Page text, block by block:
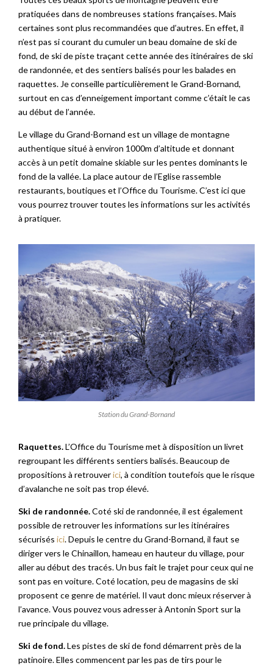
pratiquées dans de nombreuses stations françaises. Mais
certaines sont plus recommandées que d’autres. En effet, il
n’est pas si courant du cumuler un beau domaine de ski de
fond, de ski de piste traçant cette année des itinéraires de ski
de randonnée, et des sentiers balisés pour les balades en
raquettes. Je conseille particulièrement le Grand-Bornand,
surtout en cas d’enneigement important comme c’était le cas
au début de l’année.
Le village du Grand-Bornand est un village de montagne
authentique situé à environ 1000m d’altitude et donnant
accès à un petit domaine skiable sur les pentes dominants le
fond de la vallée. La place autour de l’Eglise rassemble
restaurants, boutiques et l’Office du Tourisme. C’est ici que
vous pourrez trouver toutes les informations sur les activités
à pratiquer.
Station du Grand-Bornand
Raquettes.L’Office du Tourisme met à disposition un livret
regroupant les différents sentiers balisés. Beaucoup de
propositions à retrouverici, à condition toutefois que le risque
d’avalanche ne soit pas trop élevé.
Ski de randonnée.Coté ski de randonnée, il est également
possible de retrouver les informations sur les itinéraires
sécurisés ici. Depuis le centre du Grand-Bornand, il faut se
diriger vers le Chinaillon, hameau en hauteur du village, pour
aller au début des tracés. Un bus fait le trajet pour ceux qui ne
sont pas en voiture. Coté location, peu de magasins de ski
proposent ce genre de matériel. Il vaut donc mieux réserver à
l’avance. Vous pouvez vous adresser à Antonin Sport sur la
rue principale du village.
Ski de fond.Les pistes de ski de fond démarrent près de la
patinoire. Elles commencent par les pas de tirs pour le